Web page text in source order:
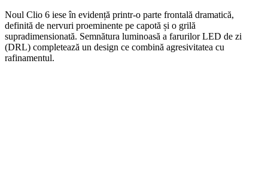
Noul Clio 6 iese în evidență printr-o parte frontală dramatică,
definită de nervuri proeminente pe capotă și o grilă
supradimensionată. Semnătura luminoasă a farurilor LED de zi
(DRL) completează un design ce combină agresivitatea cu
rafinamentul.